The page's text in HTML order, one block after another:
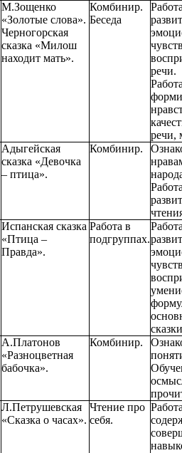
М.Зощенко
«Золотые слова».
Черногорская
сказка «Милош
находит мать».
Комбинир.
Беседа
речи.
речи,
Адыгейская
сказка «Девочка
– птица».
Комбинир.
Испанская сказка
«Птица –
Правда».
Работа в
подгруппах.
А.Платонов
«Разноцветная
бабочка».
Комбинир.
Л.Петрушевская
«Сказка о часах».
Чтение про
себя.